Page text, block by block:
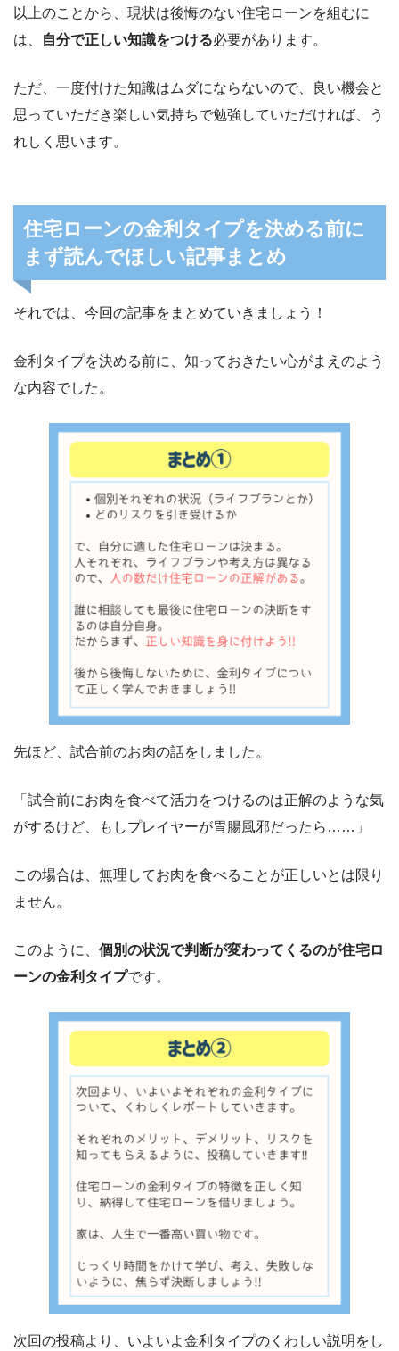
以上のことから、現状は後悔のない住宅ローンを組むに
は、
自分で正しい知識をつける必要があります。
ただ、一度付けた知識はムダにならないので、良い機会と
思っていただき楽しい気持ちで勉強していただければ、う
れしく思います。
住宅ローンの金利タイプを決める前に
まず読んでほしい記事まとめ
それでは、今回の記事をまとめていきましょう！
金利タイプを決める前に、知っておきたい心がまえのよう
な内容でした。
先ほど、試合前のお肉の話をしました。
「試合前にお肉を食べて活力をつけるのは正解のような気
がするけど、もしプレイヤーが胃腸風邪だったら……」
この場合は、無理してお肉を食べることが正しいとは限り
ません。
このように、 個別の状況で判断が変わってくるのが住宅ロ
ーンの金利タイプです。
次回の投稿より、いよいよ金利タイプのくわしい説明をし